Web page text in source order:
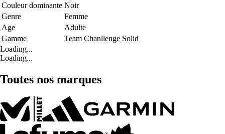
Couleur dominante Noir
Genre
Femme
Age
Adulte
Gamme
Team Chanllenge Solid
Loading...
Loading...
Toutes nos marques